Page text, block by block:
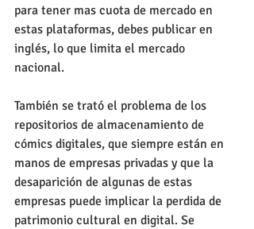
para tener mas cuota de mercado en
estas plataformas, debes publicar en
inglés, lo que limita el mercado
nacional.
También se trató el problema de los
repositorios de almacenamiento de
cómics digitales, que siempre están en
manos de empresas privadas y que la
desaparición de algunas de estas
empresas puede implicar la perdida de
patrimonio cultural en digital. Se